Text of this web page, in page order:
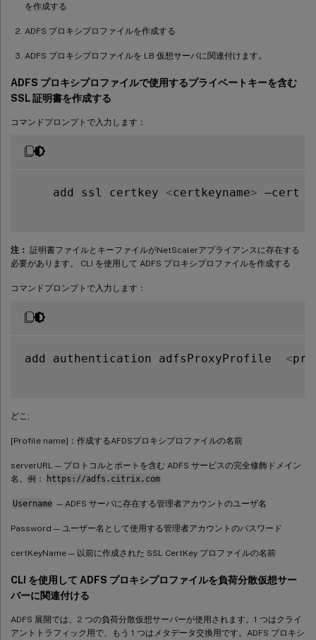
を作成する
ADFS プロキシプロファイルを作成する
ADFS プロキシプロファイルを LB 仮想サーバに関連付けます。
ADFS プロキシプロファイルで使用するプライベートキーを含む
SSL 証明書を作成する
コマンドプロンプトで入力します：
    add ssl certkey
<certkeyname> –cert
注： 証明書ファイルとキーファイルがNetScalerアプライアンスに存在する
必要があります。 CLI を使用して ADFS プロキシプロファイルを作成する
コマンドプロンプトで入力します：
add authentication adfsProxyProfile <
どこ;
[Profile name]：作成するAFDSプロキシプロファイルの名前
serverURL — プロトコルとポートを含む ADFS サービスの完全修飾ドメイン
名。例：
https://adfs.citrix.com
Username — ADFS サーバに存在する管理者アカウントのユーザ名
Password — ユーザー名として使用する管理者アカウントのパスワード
certKeyName — 以前に作成された SSL CertKey プロファイルの名前
CLI を使用して ADFS プロキシプロファイルを負荷分散仮想サー
バーに関連付ける
ADFS 展開では、2 つの負荷分散仮想サーバーが使用されます。1 つはクライ
アントトラフィック用で、もう 1 つはメタデータ交換用です。ADFS プロキシ